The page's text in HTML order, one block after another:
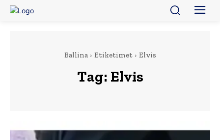
Ballina Etiketimet Elvis
Tag: Elvis